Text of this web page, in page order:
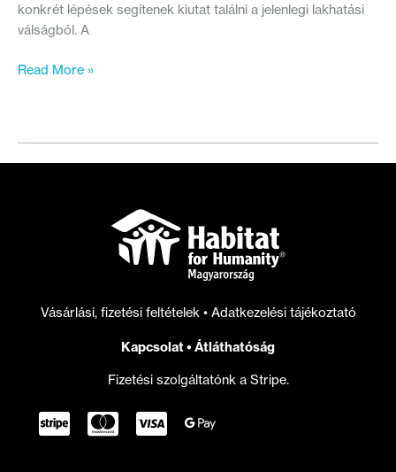
konkrét lépések segítenek kiutat találni a jelenlegi lakhatási
válságból. A
Mit
Read More »
Vásárlási, fizetési feltételek • Adatkezelési tájékoztató
Kapcsolat• Átláthatóság
Fizetési szolgáltatónk a Stripe.